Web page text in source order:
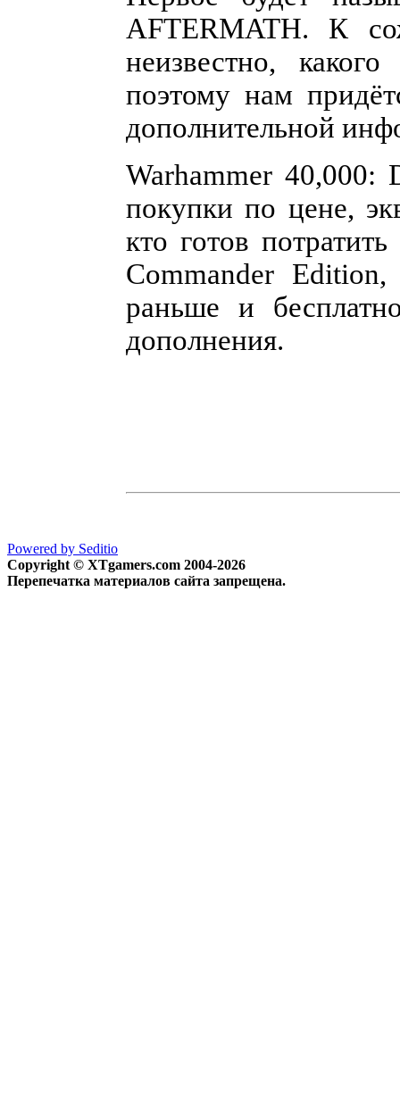
AFTERMATH. К
неизвестно,
поэтому нам
дополнительной
Warhammer 40,000:
покупки по цене,
кто готов
Commander
раньше и
дополнения.
Powered by Seditio
Copyright © XTgamers.com 2004-2026
Перепечатка материалов сайта запрещена.